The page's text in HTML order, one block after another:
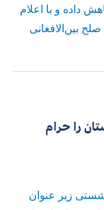
داده و با اعلام
بین‌الافغانی
را حرام
زیر عنوان